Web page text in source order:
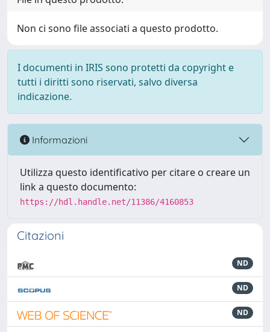
Non ci sono file associati a questo prodotto.
I documenti in IRIS sono protetti da copyright e
tutti i diritti sono riservati, salvo diversa
indicazione.
Informazioni
Utilizza questo identificativo per citare o creare un
link a questo documento:
https://hdl.handle.net/11386/4160853
Citazioni
ND
ND
ND